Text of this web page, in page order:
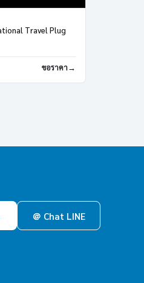
Travel Plug
ขอราคา
＠ Chat LINE